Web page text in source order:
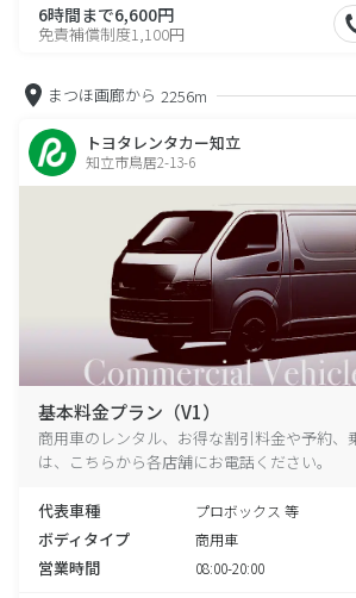
6時間まで6,600円
免責補償制度1,100円
まつほ画廊から 2256m
トヨタレンタカー知立
知立市鳥居2-13-6
基本料金プラン（V1）
商用車のレンタル、お得な割引料金や予約、
は、こちらから各店舗にお電話ください。
代表車種 プロボックス 等
ボディタイプ 商用車
営業時間 08:00-20:00